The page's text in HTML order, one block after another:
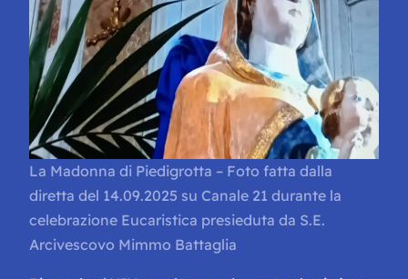
La Madonna di Piedigrotta – Foto fatta dalla
diretta del 14.09.2025 su Canale 21 durante la
celebrazione Eucaristica presieduta da S.E.
Arcivescovo Mimmo Battaglia